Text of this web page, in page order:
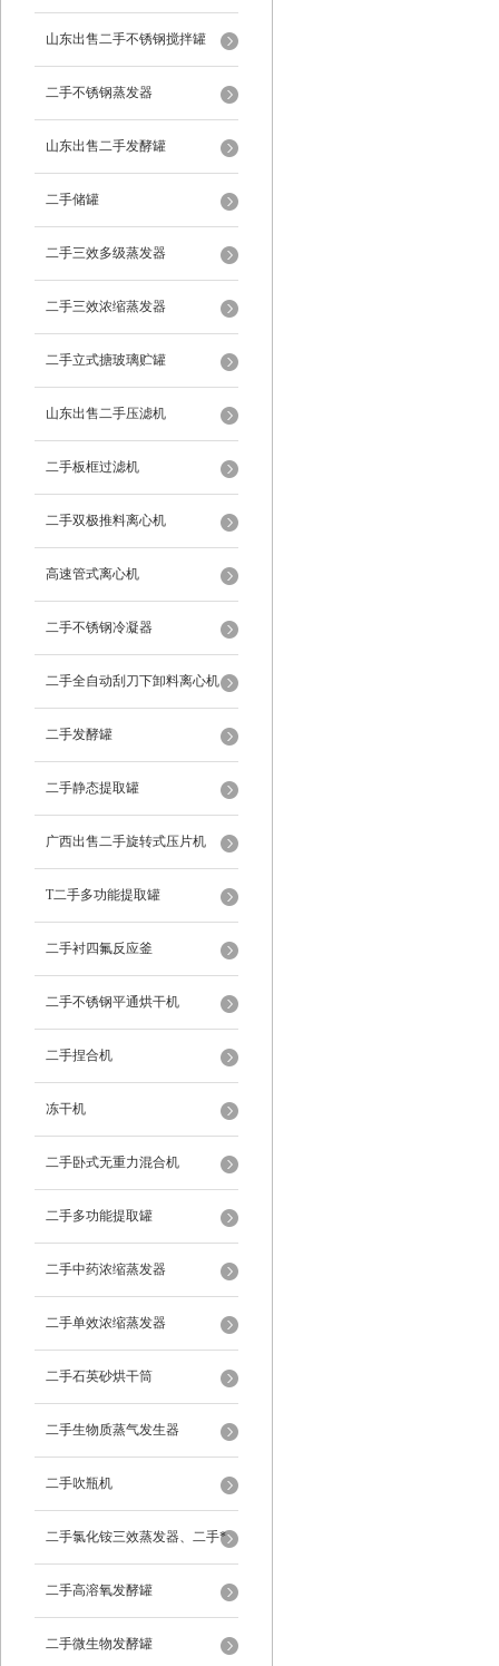
山东出售二手不锈钢搅拌罐
二手不锈钢蒸发器
山东出售二手发酵罐
二手储罐
二手三效多级蒸发器
二手三效浓缩蒸发器
二手立式搪玻璃贮罐
山东出售二手压滤机
二手板框过滤机
二手双极推料离心机
高速管式离心机
二手不锈钢冷凝器
二手全自动刮刀下卸料离心机
二手发酵罐
二手静态提取罐
广西出售二手旋转式压片机
T二手多功能提取罐
二手衬四氟反应釜
二手不锈钢平通烘干机
二手捏合机
冻干机
二手卧式无重力混合机
二手多功能提取罐
二手中药浓缩蒸发器
二手单效浓缩蒸发器
二手石英砂烘干筒
二手生物质蒸气发生器
二手吹瓶机
二手氯化铵三效蒸发器、二手*
蒸发器
二手高溶氧发酵罐
二手微生物发酵罐